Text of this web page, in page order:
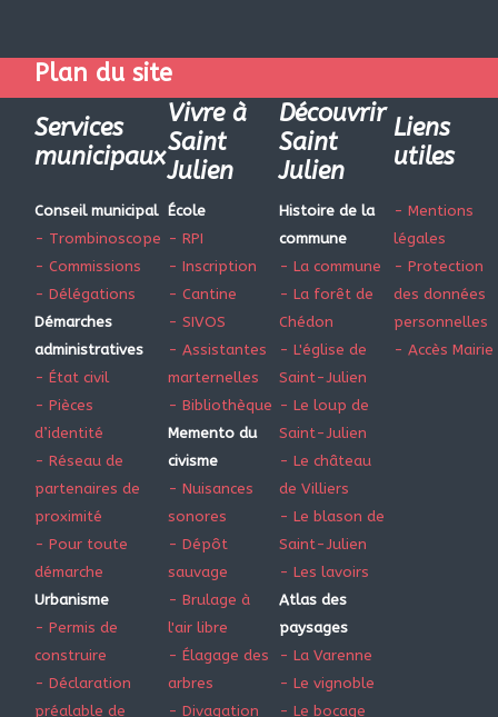
Plan du site
Services
municipaux
Vivre à
Saint
Julien
Découvrir
Saint
Julien
Liens
utiles
Conseil municipal
- Trombinoscope
- Commissions
- Délégations
Démarches
administratives
- État civil
- Pièces
d’identité
- Réseau de
partenaires de
proximité
- Pour toute
démarche
Urbanisme
- Permis de
construire
- Déclaration
préalable de
École
- RPI
- Inscription
- Cantine
- SIVOS
- Assistantes
marternelles
- Bibliothèque
Memento du
civisme
- Nuisances
sonores
- Dépôt
sauvage
- Brulage à
l'air libre
- Élagage des
arbres
- Divagation
Histoire de la
commune
- La commune
- La forêt de
Chédon
- L'église de
Saint-Julien
- Le loup de
Saint-Julien
- Le château
de Villiers
- Le blason de
Saint-Julien
- Les lavoirs
Atlas des
paysages
- La Varenne
- Le vignoble
- Le bocage
- Mentions
légales
- Protection
des données
personnelles
- Accès Mairie